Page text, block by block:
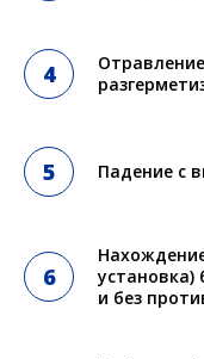
Падение с
установка)
и без